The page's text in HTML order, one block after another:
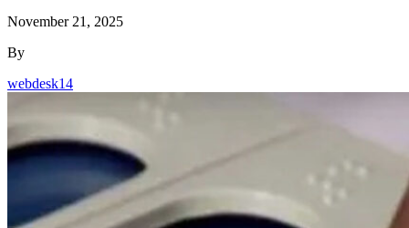
November 21, 2025
By
webdesk14